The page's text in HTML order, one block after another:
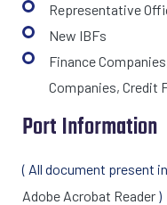
Representative
New IBFs
Finance
Companies, Credit
Port Information
( All document present
Adobe Acrobat Reader )